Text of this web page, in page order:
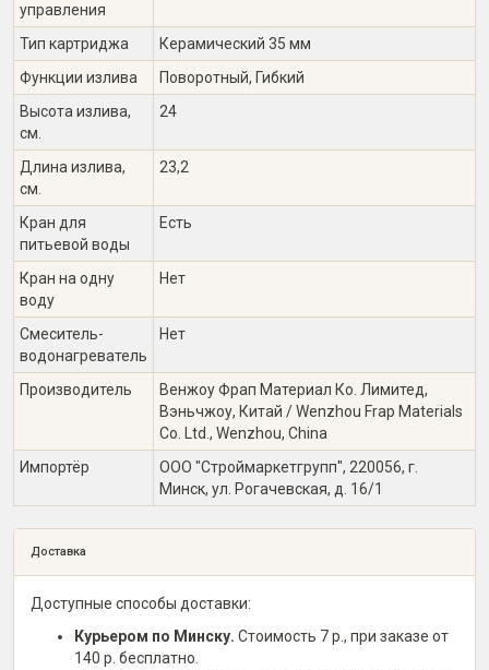
управления
Тип картриджа
Керамический 35 мм
Функции излива
Поворотный, Гибкий
Высота излива,
см.
24
Длина излива,
см.
23,2
Кран для
питьевой воды
Есть
Кран на одну
воду
Нет
Смеситель-
водонагреватель
Нет
Производитель
Венжоу Фрап Материал Ко. Лимитед,
Вэньчжоу, Китай / Wenzhou Frap Materials
Co. Ltd., Wenzhou, China
Импортёр
ООО "Строймаркетгрупп", 220056, г.
Минск, ул. Рогачевская, д. 16/1
Доставка
Доступные способы доставки:
Курьером по Минску. Стоимость 7 р., при заказе от
140 р. бесплатно.